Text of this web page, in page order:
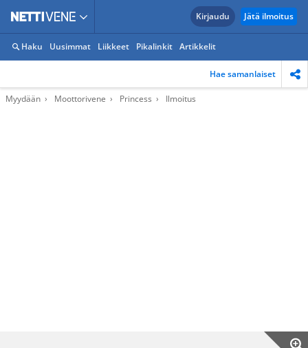
Kirjaudu Jätä ilmoitus
Haku Uusimmat Liikkeet Pikalinkit Artikkelit
Hae samanlaiset
Myydään Moottorivene Princess Ilmoitus